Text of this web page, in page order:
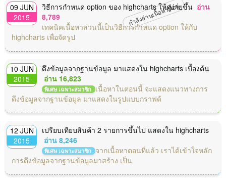
กำลังอ่านเนื้อหานี้อยู่
09 JUN
2015
วิธีการกำหนด option ของ highcharts ให้ดูง่ายขึ้น อ่าน
8,789
เทคนิคเนื้อหาส่วนนี้เป็นวิธีการกำหนด option ให้กับ
highcharts เพื่อจัดรูป
10 JUN
2015
ดึงข้อมูลจากฐานข้อมูล มาแสดงใน highcharts เบื้องต้น
อ่าน 16,823
พิเศษ เฉพาะสมาชิก เนื้อหาในตอนนี้ จะแสดงแนวทางการ
ดึงข้อมูลจากฐานข้อมูล มาแสดงในรูปแบบกราฟด้
12 JUN
2015
เปรียบเทียบสินค้า 2 รายการขึ้นไป แสดงใน highcharts
อ่าน 8,246
พิเศษ เฉพาะสมาชิก จากเนื้อหาตอนที่แล้ว เราได้เข้าใจหลัก
การดึงข้อมูลจากฐานข้อมูลมาสร้าง เป็น